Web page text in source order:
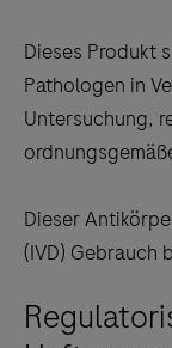
Dieses Produkt
Pathologen in
Untersuchung,
Dieser
(IVD) Gebrauch